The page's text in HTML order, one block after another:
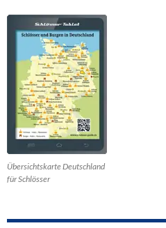
Übersichtskarte Deutschland
für Schlösser